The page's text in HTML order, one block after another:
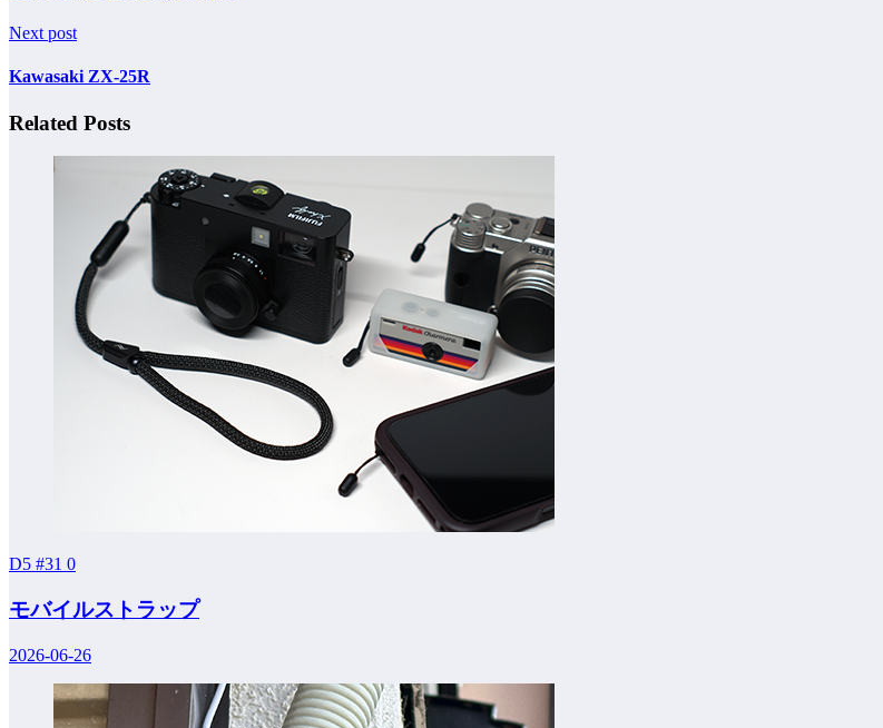
Next post
Kawasaki ZX-25R
Related Posts
D5 #31 0
モバイルストラップ
2026-06-26